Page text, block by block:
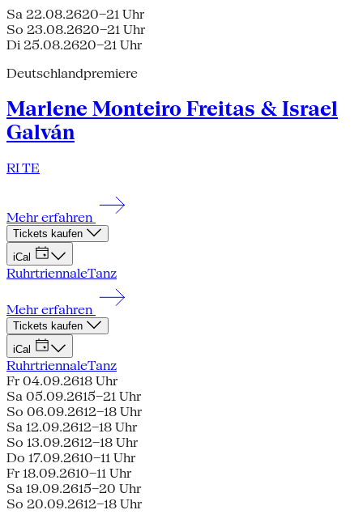
Sa 22.08.2620–21 Uhr
So 23.08.2620–21 Uhr
Di 25.08.2620–21 Uhr
Deutschlandpremiere
Marlene Monteiro Freitas & Israel
Galván
RI TE
Mehr erfahren
Tickets kaufen
iCal
RuhrtriennaleTanz
Mehr erfahren
Tickets kaufen
iCal
RuhrtriennaleTanz
Fr 04.09.2618 Uhr
Sa 05.09.2615–21 Uhr
So 06.09.2612–18 Uhr
Sa 12.09.2612–18 Uhr
So 13.09.2612–18 Uhr
Do 17.09.2610–11 Uhr
Fr 18.09.2610–11 Uhr
Sa 19.09.2615–20 Uhr
So 20.09.2612–18 Uhr